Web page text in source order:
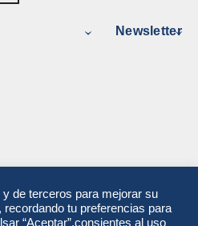
Newsletter
de terceros para mejorar su
tu preferencias para
“Aceptar”,consientes al uso